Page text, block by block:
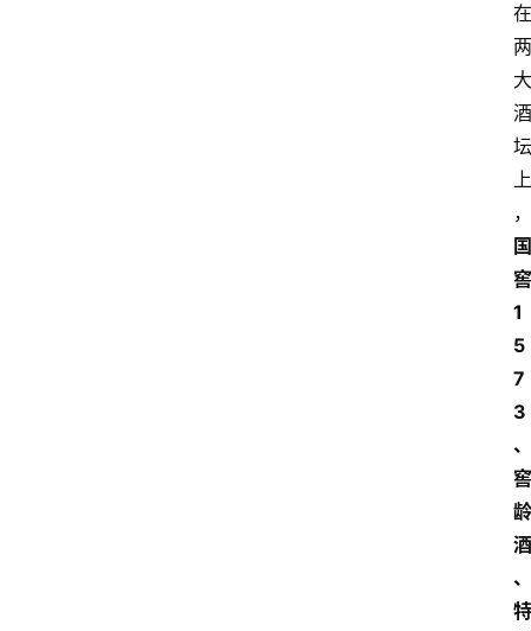
在
两
大
酒
坛
上
，
国
窖
1
5
7
3
、
窖
龄
酒
、
特